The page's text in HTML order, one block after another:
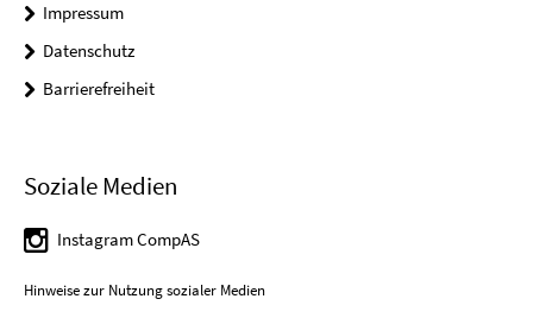
Impressum
Datenschutz
Barrierefreiheit
Soziale Medien
Instagram CompAS
Hinweise zur Nutzung sozialer Medien